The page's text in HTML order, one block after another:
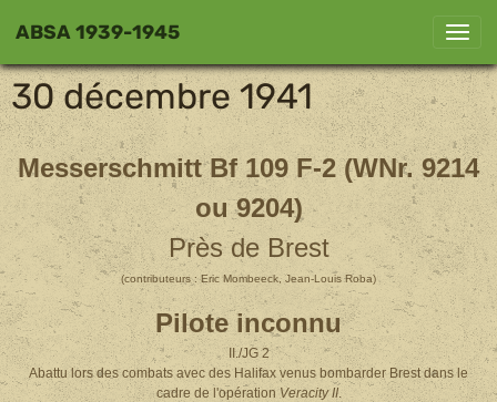
ABSA 1939-1945
30 décembre 1941
Messerschmitt Bf 109 F-2 (WNr. 9214
ou 9204)
Près de Brest
(contributeurs : Eric Mombeeck, Jean-Louis Roba)
Pilote inconnu
II./JG 2
Abattu lors des combats avec des Halifax venus bombarder Brest dans le
cadre de l'opération Veracity II.